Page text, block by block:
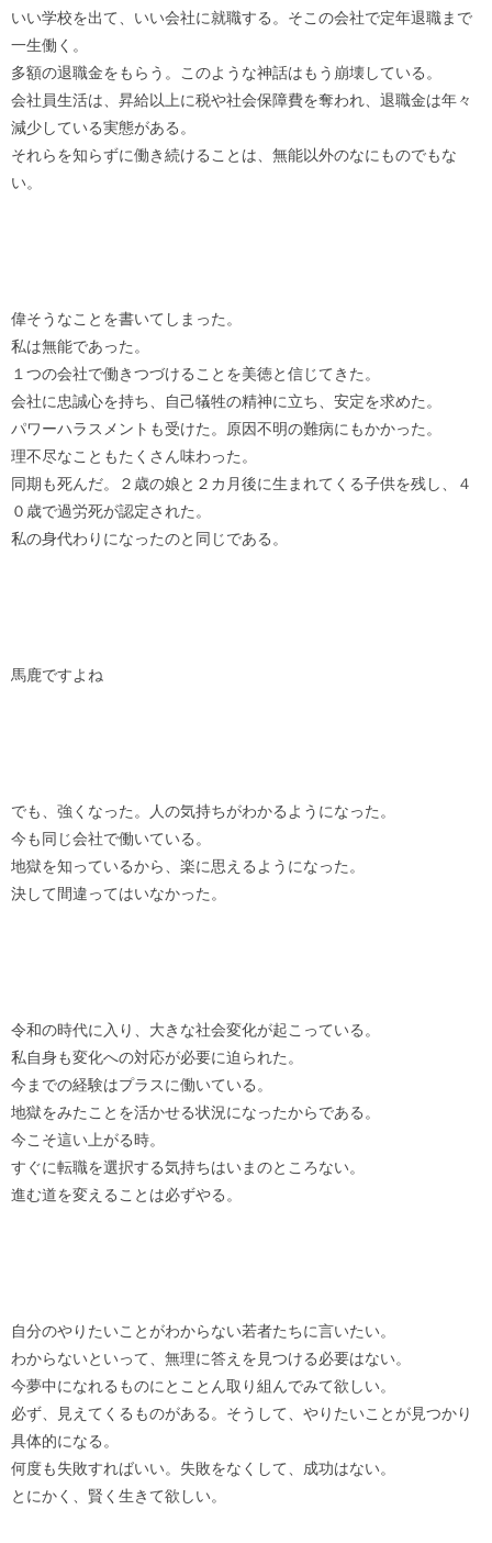
いい学校を出て、いい会社に就職する。そこの会社で定年退職まで
一生働く。
多額の退職金をもらう。このような神話はもう崩壊している。
会社員生活は、昇給以上に税や社会保障費を奪われ、退職金は年々
減少している実態がある。
それらを知らずに働き続けることは、無能以外のなにものでもな
い。
偉そうなことを書いてしまった。
私は無能であった。
１つの会社で働きつづけることを美徳と信じてきた。
会社に忠誠心を持ち、自己犠牲の精神に立ち、安定を求めた。
パワーハラスメントも受けた。原因不明の難病にもかかった。
理不尽なこともたくさん味わった。
同期も死んだ。２歳の娘と２カ月後に生まれてくる子供を残し、４
０歳で過労死が認定された。
私の身代わりになったのと同じである。
馬鹿ですよね
でも、強くなった。人の気持ちがわかるようになった。
今も同じ会社で働いている。
地獄を知っているから、楽に思えるようになった。
決して間違ってはいなかった。
令和の時代に入り、大きな社会変化が起こっている。
私自身も変化への対応が必要に迫られた。
今までの経験はプラスに働いている。
地獄をみたことを活かせる状況になったからである。
今こそ這い上がる時。
すぐに転職を選択する気持ちはいまのところない。
進む道を変えることは必ずやる。
自分のやりたいことがわからない若者たちに言いたい。
わからないといって、無理に答えを見つける必要はない。
今夢中になれるものにとことん取り組んでみて欲しい。
必ず、見えてくるものがある。そうして、やりたいことが見つかり
具体的になる。
何度も失敗すればいい。失敗をなくして、成功はない。
とにかく、賢く生きて欲しい。